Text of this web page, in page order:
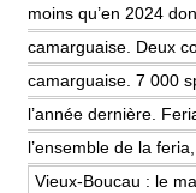
moins qu’en 2024
camarguaise. Deux
camarguaise. 7 000
l’année dernière.
l’ensemble de la
Vieux-Boucau : le